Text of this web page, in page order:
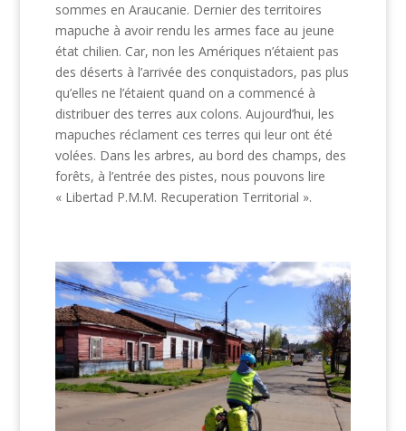
sommes en Araucanie. Dernier des territoires
mapuche à avoir rendu les armes face au jeune
état chilien. Car, non les Amériques n’étaient pas
des déserts à l’arrivée des conquistadors, pas plus
qu’elles ne l’étaient quand on a commencé à
distribuer des terres aux colons. Aujourd’hui, les
mapuches réclament ces terres qui leur ont été
volées. Dans les arbres, au bord des champs, des
forêts, à l’entrée des pistes, nous pouvons lire
« Libertad P.M.M. Recuperation Territorial ».